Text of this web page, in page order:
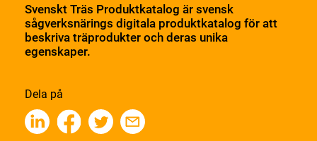
Svenskt Träs Produktkatalog är svensk
sågverksnärings digitala produktkatalog för att
beskriva träprodukter och deras unika
egenskaper.
Dela på